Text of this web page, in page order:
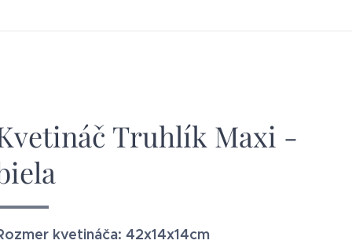
Truhlík Maxi -
kvetináča: 42x14x14cm